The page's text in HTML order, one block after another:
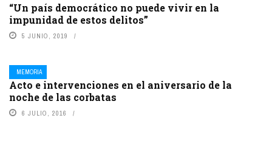
“Un país democrático no puede vivir en la
impunidad de estos delitos”
5 JUNIO, 2019
MEMORIA
Acto e intervenciones en el aniversario de la
noche de las corbatas
6 JULIO, 2016